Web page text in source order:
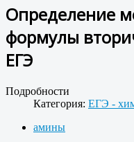
Определение
формулы
ЕГЭ
Подробности
Категория: ЕГЭ -
амины